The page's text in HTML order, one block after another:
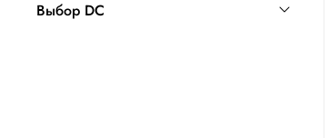
Выбор DC